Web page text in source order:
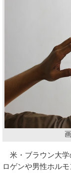
米・ブラウン大学
ロゲンや男性ホル